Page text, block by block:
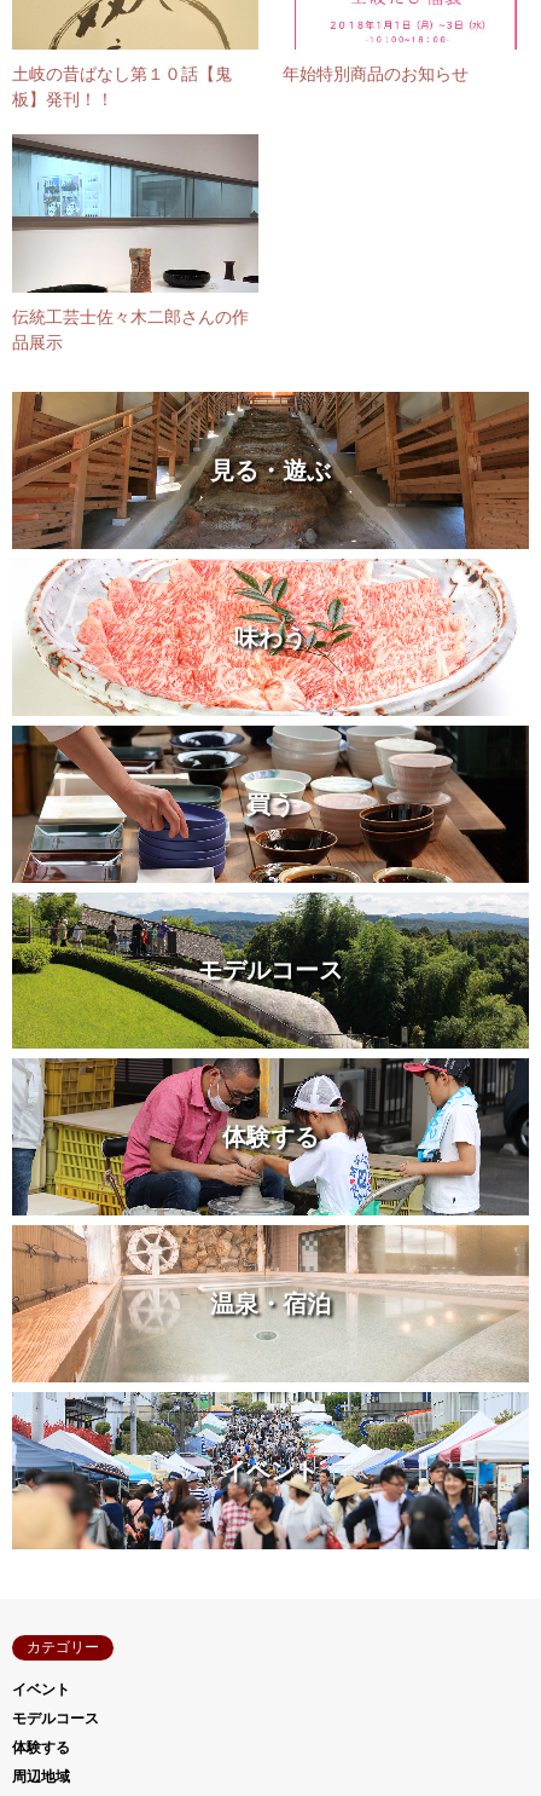
土岐の昔ばなし第１０話【鬼
板】発刊！！
年始特別商品のお知らせ
伝統工芸士佐々木二郎さんの作
品展示
見る・遊ぶ
味わう
買う
モデルコース
体験する
温泉・宿泊
イベント
カテゴリー
イベント
モデルコース
体験する
周辺地域